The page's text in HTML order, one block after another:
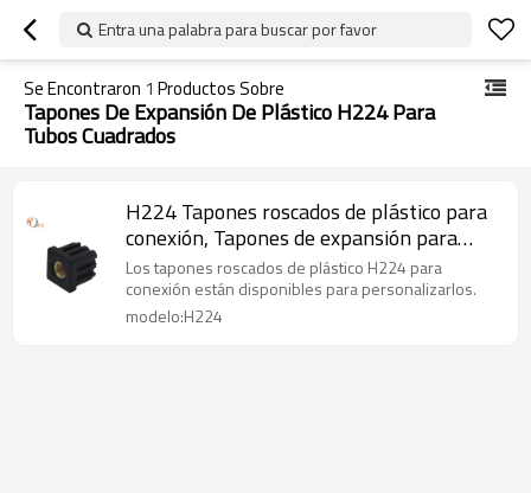
Entra una palabra para buscar por favor
Se Encontraron 1 Productos Sobre
Tapones De Expansión De Plástico H224 Para
Tubos Cuadrados
H224 Tapones roscados de plástico para
conexión, Tapones de expansión para
tubos cuadrados
Los tapones roscados de plástico H224 para
conexión están disponibles para personalizarlos.
modelo:H224